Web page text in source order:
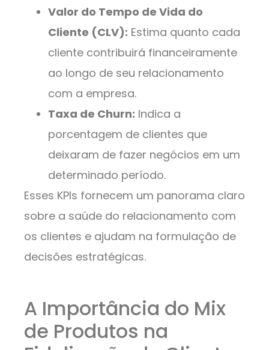
Valor do Tempo de Vida do
Cliente (CLV): Estima quanto cada
cliente contribuirá financeiramente
ao longo de seu relacionamento
com a empresa.
Taxa de Churn: Indica a
porcentagem de clientes que
deixaram de fazer negócios em um
determinado período.
Esses KPIs fornecem um panorama claro
sobre a saúde do relacionamento com
os clientes e ajudam na formulação de
decisões estratégicas.
A Importância do Mix
de Produtos na